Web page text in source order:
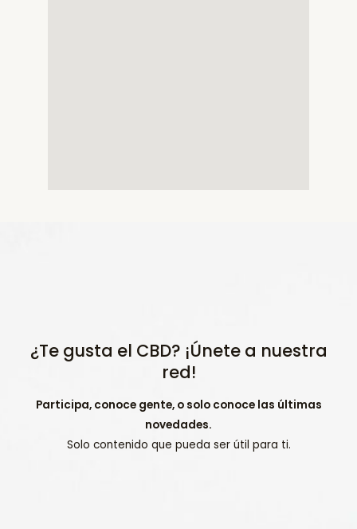
¿Te gusta el CBD? ¡Únete a nuestra
red!
Participa, conoce gente, o solo conoce las últimas
novedades.
Solo contenido que pueda ser útil para ti.